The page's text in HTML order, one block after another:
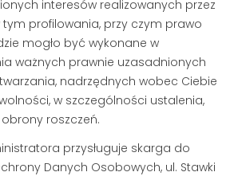
interesów realizowanych przez
profilowania, przy czym prawo
mogło być wykonane w
ważnych prawnie uzasadnionych
nadrzędnych wobec Ciebie
w szczególności ustalenia,
roszczeń.
przysługuje skarga do
Danych Osobowych, ul. Stawki